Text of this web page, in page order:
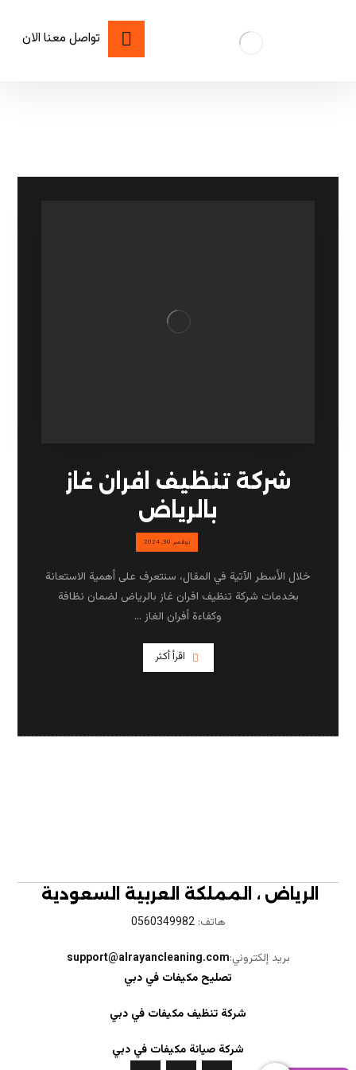
تواصل معنا الان
شركة تنظيف افران غاز
بالرياض
نوفمبر 30, 2024
خلال الأسطر الآتية في المقال، سنتعرف على أهمية الاستعانة
بخدمات شركة تنظيف افران غاز بالرياض لضمان نظافة
وكفاءة أفران الغاز ...
اقرأ أكثر
الرياض ، المملكة العربية السعودية
هاتف:0560349982
بريد إلكتروني:support@alrayancleaning.com
تصليح مكيفات في دبي
شركة تنظيف مكيفات في دبي
شركة صيانة مكيفات في دبي